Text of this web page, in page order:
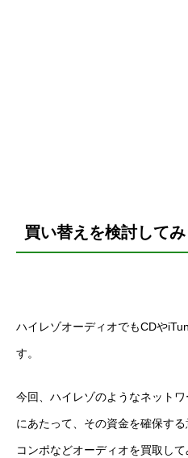
買い替えを検討して
ハイレゾオーディオでもCDや
す。
今回、ハイレゾのようなネット
にあたって、その資金を確保す
コンポなどオーディオを買取して